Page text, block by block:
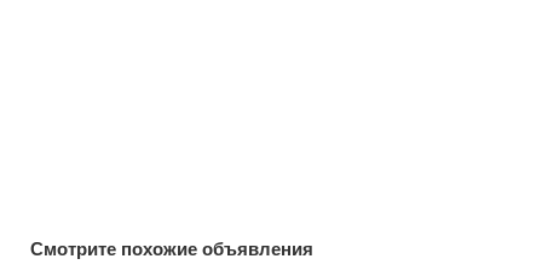
Смотрите похожие объявления